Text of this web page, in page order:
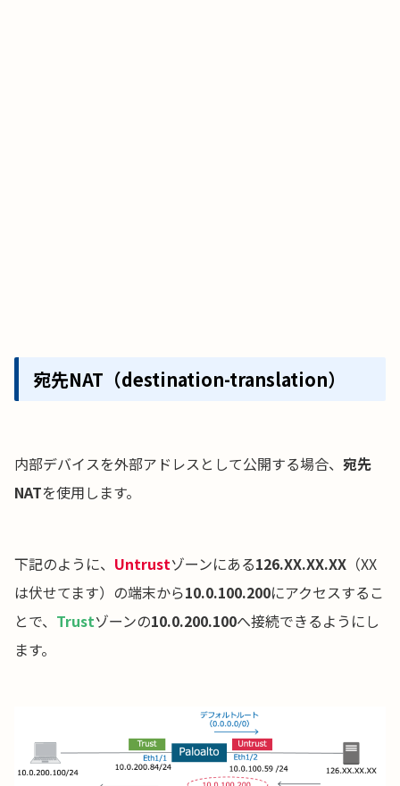
宛先NAT（destination-translation）
内部デバイスを外部アドレスとして公開する場合、 宛先
NATを使用します。
下記のように、 Untrustゾーンにある126.XX.XX.XX （XX
は伏せてます）の端末から10.0.100.200にアクセスするこ
とで、 Trustゾーンの10.0.200.100へ接続できるようにし
ます。